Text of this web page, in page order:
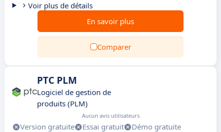
Voir plus de détails
En savoir plus
Comparer
PTC PLM
Logiciel de gestion de
produits (PLM)
Aucun avis utilisateurs
Version gratuite Essai gratuit
Démo gratuite